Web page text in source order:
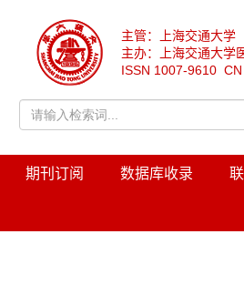
主管：上海交通大学
主办：上海交通大学
ISSN 1007-9610
期刊订阅 数据库收录